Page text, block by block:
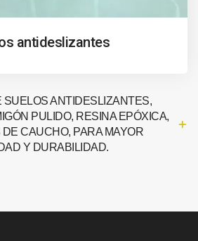
antideslizantes
SUELOS ANTIDESLIZANTES,
PULIDO, RESINA EPÓXICA,
CAUCHO, PARA MAYOR
Y DURABILIDAD.